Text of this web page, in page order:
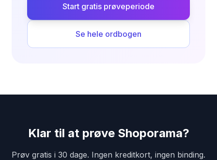
Start gratis prøveperiode
Se hele ordbogen
Klar til at prøve Shoporama?
Prøv gratis i 30 dage. Ingen kreditkort, ingen binding.